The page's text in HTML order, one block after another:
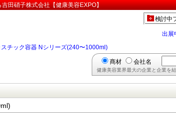
田硝子株式会社【健康美容EXPO】
検討中
出展
スチック容器 Nシリーズ(240〜1000ml)
商材 会社名
健康美容業界最大の企業と企業を